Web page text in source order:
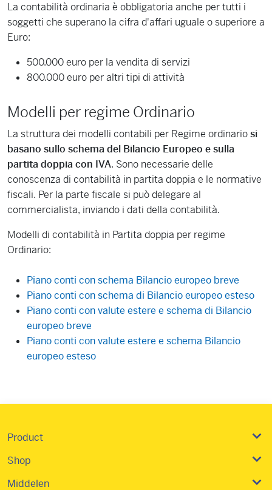
La contabilità ordinaria è obbligatoria anche per tutti i
soggetti che superano la cifra d'affari uguale o superiore a
Euro:
500.000 euro per la vendita di servizi
800.000 euro per altri tipi di attività
Modelli per regime Ordinario
La struttura dei modelli contabili per Regime ordinariosi
basano sullo schema del Bilancio Europeo e sulla
partita doppia con IVA. Sono necessarie delle
conoscenza di contabilità in partita doppia e le normative
fiscali. Per la parte fiscale si può delegare al
commercialista, inviando i dati della contabilità.
Modelli di contabilità in Partita doppia per regime
Ordinario:
Piano conti con schema Bilancio europeo breve
Piano conti con schema di Bilancio europeo esteso
Piano conti con valute estere e schema di Bilancio
europeo breve
Piano conti con valute estere e schema Bilancio
europeo esteso
Product
Shop
Middelen